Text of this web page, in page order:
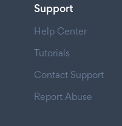
Support
Help Center
Tutorials
Contact Support
Report Abuse